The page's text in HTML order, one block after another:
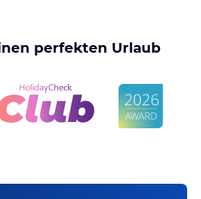
perfekten Urlaub